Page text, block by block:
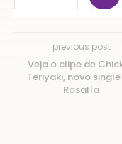
previous post
Veja o clipe de
Teriyaki, novo
Rosalía